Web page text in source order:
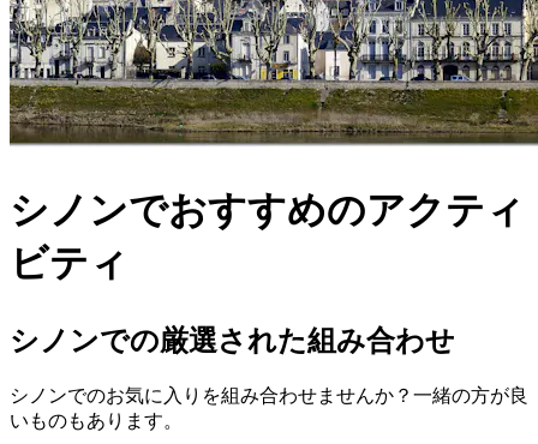
シノンでおすすめのアクティ
ビティ
シノンでの厳選された組み合わせ
シノンでのお気に入りを組み合わせませんか？一緒の方が良
いものもあります。